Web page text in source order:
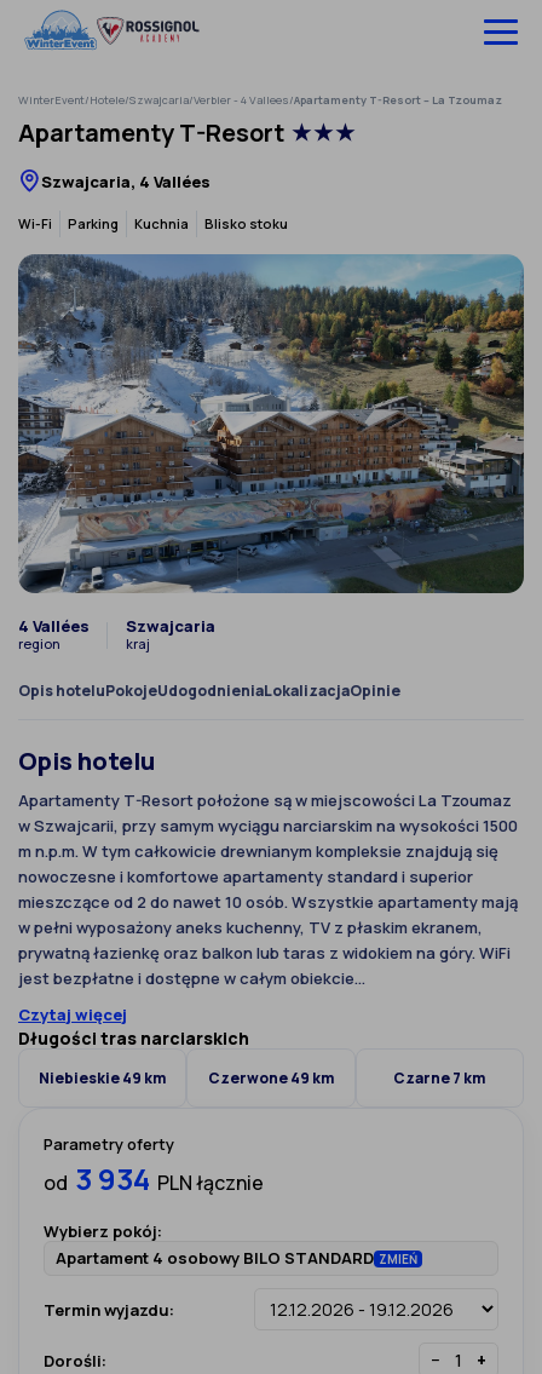
treści
Wyjazdy na narty
Hotele
Szkolenia
Ubezpieczenie
O nas
Infolinia:52 307 66 88
Zaloguj się
WinterEvent/Hotele/Szwajcaria/Verbier - 4 Vallees/Apartamenty T-Resort – La Tzoumaz
Apartamenty T-Resort ★★★
Szwajcaria, 4 Vallées
Wi-Fi Parking Kuchnia Blisko stoku
‹ ›
4 Vallées
region
Szwajcaria
kraj
Opis hoteluPokojeUdogodnieniaLokalizacjaOpinie
Opis hotelu
Apartamenty T-Resort położone są w miejscowości La Tzoumaz
w Szwajcarii, przy samym wyciągu narciarskim na wysokości 1500
m n.p.m. W tym całkowicie drewnianym kompleksie znajdują się
nowoczesne i komfortowe apartamenty standard i superior
mieszczące od 2 do nawet 10 osób. Wszystkie apartamenty mają
w pełni wyposażony aneks kuchenny, TV z płaskim ekranem,
prywatną łazienkę oraz balkon lub taras z widokiem na góry. WiFi
jest bezpłatne i dostępne w całym obiekcie...
Czytaj więcej
Długości tras narciarskich
Niebieskie 49 km Czerwone 49 km Czarne 7 km
Parametry oferty
od 3 934 PLN łącznie
Wybierz pokój:
Apartament 4 osobowy BILO STANDARD ZMIEŃ
Termin wyjazdu:
Dorośli: − +